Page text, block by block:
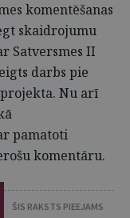
komentēšanas
skaidrojumu
Satversmes II
darbs pie
Nu arī
pamatoti
komentāru.
ŠIS RAKSTS PIEEJAMS